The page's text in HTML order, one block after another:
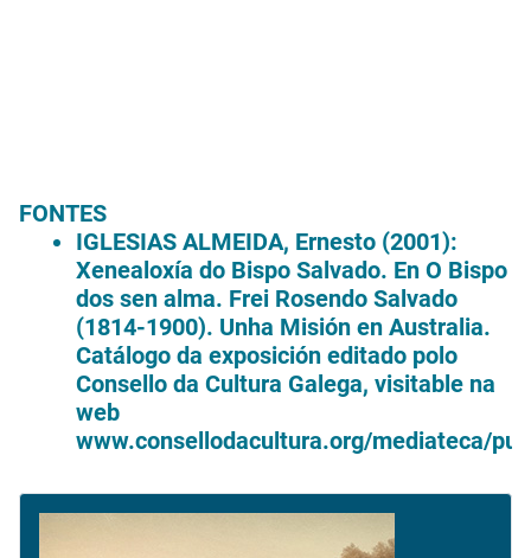
FONTES
IGLESIAS ALMEIDA, Ernesto (2001):
Xenealoxía do Bispo Salvado. En O Bispo
dos sen alma. Frei Rosendo Salvado
(1814-1900). Unha Misión en Australia.
Catálogo da exposición editado polo
Consello da Cultura Galega, visitable na
web
www.consellodacultura.org/mediateca/